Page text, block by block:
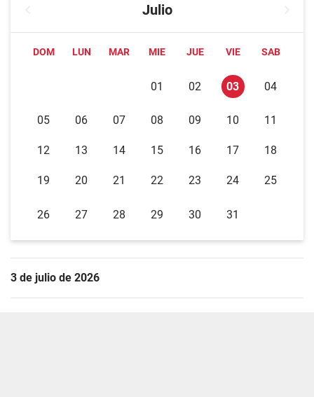
Julio
DOM LUN MAR MIE JUE VIE SAB
01 02 03 04
05 06 07 08 09 10 11
12 13 14 15 16 17 18
19 20 21 22 23 24 25
26 27 28 29 30 31
3 de julio de 2026